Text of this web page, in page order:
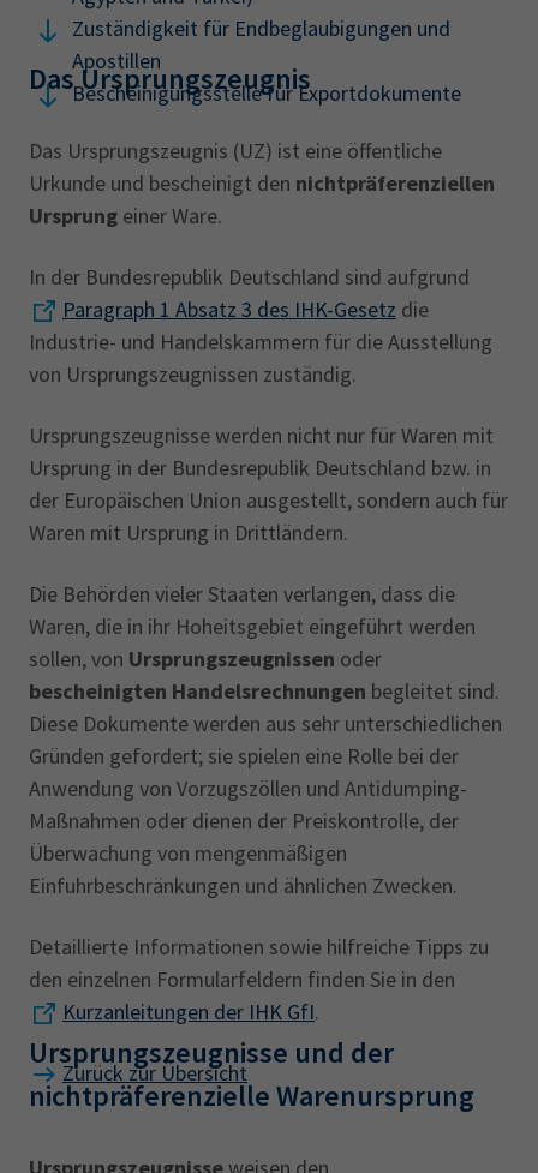
Zuständigkeit für Endbeglaubigungen und
Apostillen
Bescheinigungsstelle für Exportdokumente
Das Ursprungszeugnis
Das Ursprungszeugnis (UZ) ist eine öffentliche
Urkunde und bescheinigt den nichtpräferenziellen
Ursprung einer Ware.
In der Bundesrepublik Deutschland sind aufgrund
Paragraph 1 Absatz 3 des IHK-Gesetz die
Industrie- und Handelskammern für die Ausstellung
von Ursprungszeugnissen zuständig.
Ursprungszeugnisse werden nicht nur für Waren mit
Ursprung in der Bundesrepublik Deutschland bzw. in
der Europäischen Union ausgestellt, sondern auch für
Waren mit Ursprung in Drittländern.
Die Behörden vieler Staaten verlangen, dass die
Waren, die in ihr Hoheitsgebiet eingeführt werden
sollen, von Ursprungszeugnissen oder
bescheinigten Handelsrechnungen begleitet sind.
Diese Dokumente werden aus sehr unterschiedlichen
Gründen gefordert; sie spielen eine Rolle bei der
Anwendung von Vorzugszöllen und Antidumping-
Maßnahmen oder dienen der Preiskontrolle, der
Überwachung von mengenmäßigen
Einfuhrbeschränkungen und ähnlichen Zwecken.
Detaillierte Informationen sowie hilfreiche Tipps zu
den einzelnen Formularfeldern finden Sie in den
Kurzanleitungen der IHK GfI.
Zurück zur Übersicht
Ursprungszeugnisse und der
nichtpräferenzielle Warenursprung